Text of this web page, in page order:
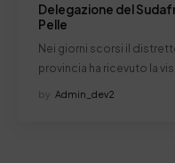
Delegazione del
Pelle
Nei giorni scorsi il
provincia ha ricevuto la
by Admin_dev2